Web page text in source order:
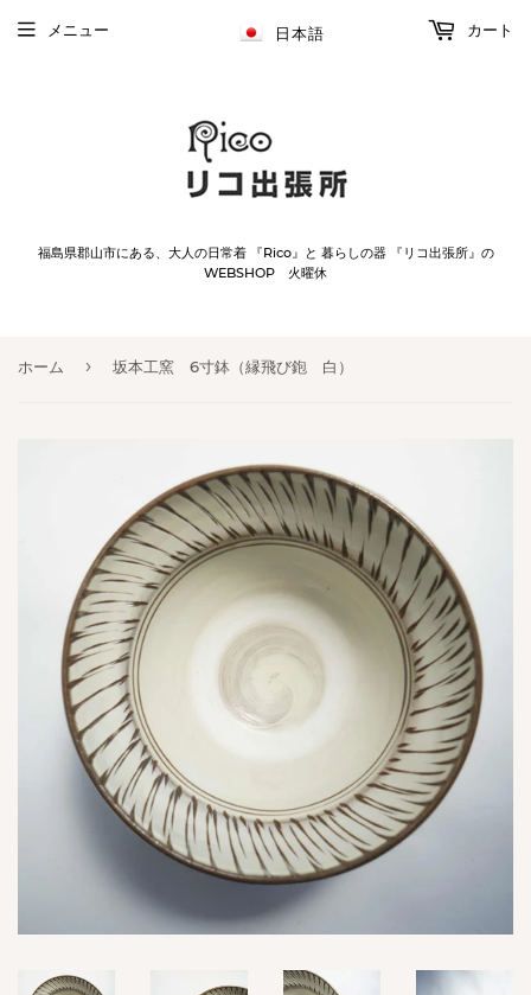
福島県郡山市にある、大人の日常着 『Rico』と 暮らしの器 『リコ出張所』の
WEBSHOP 火曜休
日本語
メニュー カート
ホーム › 坂本工窯 6寸鉢（縁飛び鉋 白）